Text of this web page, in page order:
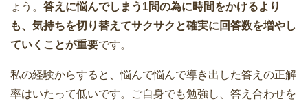
ょう。 答えに悩んでしまう1問の為に時間をかけるより
も、気持ちを切り替えてサクサクと確実に回答数を増やし
ていくことが重要です。
私の経験からすると、悩んで悩んで導き出した答えの正解
率はいたって低いです。ご自身でも勉強し、答え合わせを